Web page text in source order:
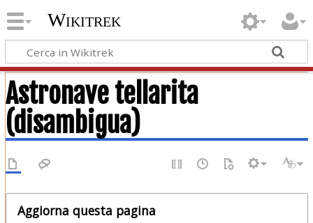
Wikitrek
Astronave tellarita
(disambigua)
Aggiorna questa pagina